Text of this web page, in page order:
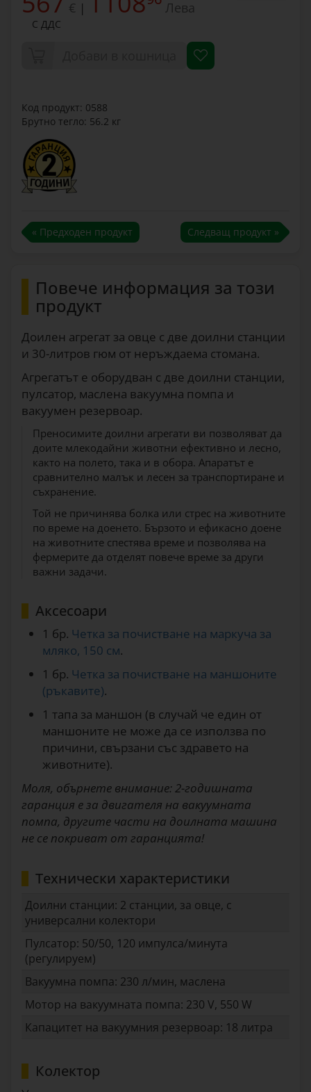
€ | Лева
С ДДС
Код продукт: 0588
Брутно тегло: 56.2 кг
« Предходен продукт Следващ продукт »
Повече информация за този
продукт
Доилен агрегат за овце с две доилни станции
и 30-литров гюм от неръждаема стомана.
Агрегатът е оборудван с две доилни станции,
пулсатор, маслена вакуумна помпа и
вакуумен резервоар.
Преносимите доилни агрегати ви позволяват да
доите млекодайни животни ефективно и лесно,
както на полето, така и в обора. Апаратът е
сравнително малък и лесен за транспортиране и
съхранение.
Той не причинява болка или стрес на животните
по време на доенето. Бързото и ефикасно доене
на животните спестява време и позволява на
фермерите да отделят повече време за други
важни задачи.
Аксесоари
1 бр. Четка за почистване на маркуча за
мляко, 150 см.
1 бр. Четка за почистване на маншоните
(ръкавите).
1 тапа за маншон (в случай че един от
маншоните не може да се използва по
причини, свързани със здравето на
животните).
Моля, обърнете внимание: 2-годишната
гаранция е за двигателя на вакуумната
помпа, другите части на доилната машина
не се покриват от гаранцията!
Технически характеристики
Доилни станции: 2 станции, за овце, с
универсални колектори
Пулсатор: 50/50, 120 импулса/минута
(регулируем)
Вакуумна помпа: 230 л/мин, маслена
Мотор на вакуумната помпа: 230 V, 550 W
Капацитет на вакуумния резервоар: 18 литра
Колектор